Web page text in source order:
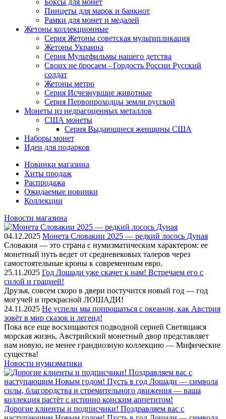
Боксы для монет
Пинцеты для марок и банкнот
Рамки для монет и медалей
Жетоны коллекционные
Серия Жетоны советская мультипликация
Жетоны Украина
Серия Мультфильмы нашего детства
Своих не бросаем - Гордость России Русский
солдат
Жетоны метро
Серия Исчезнувшие животные
Серия Первопроходцы земли русской
Монеты из недрагоценных металлов
США монеты
Серия Выдающиеся женщины США
Наборы монет
Идеи для подарков
Новинки магазина
Хиты продаж
Распродажа
Ожидаемые новинки
Коллекции
Новости магазина
04.12.2025 Монета Словакии 2025 — редкий лосось Дуная
Словакия — это страна с нумизматическим характером: ее
монетный путь ведет от средневековых талеров через
самостоятельные кроны к современным евро.
25.11.2025 Год Лошади уже скачет к нам! Встречаем его с
силой и грацией!
Друзья, совсем скоро в двери постучится новый год — год
могучей и прекрасной ЛОШАДИ!
24.11.2025 Не успели мы попрощаться с океаном, как Австрия
зовёт в мир сказок и легенд!
Пока все еще восхищаются подводной серией Светящаяся
морская жизнь, Австрийский монетный двор представляет
нам новую, не менее грандиозную коллекцию — Мифические
существа!
Новости нумизматики
Дорогие клиенты и подписчики! Поздравляем вас с